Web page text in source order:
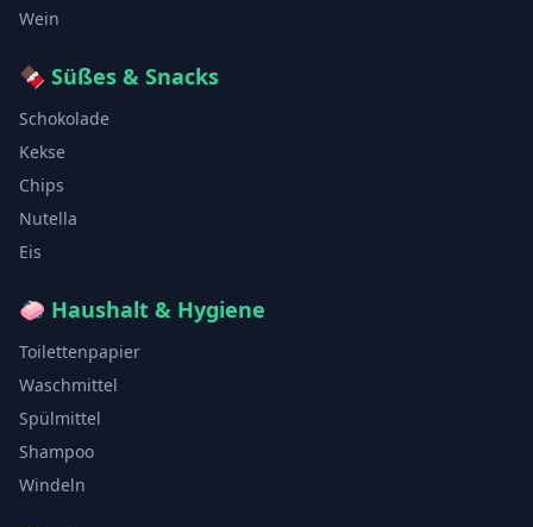
Wein
🍫 Süßes & Snacks
Schokolade
Kekse
Chips
Nutella
Eis
🧼 Haushalt & Hygiene
Toilettenpapier
Waschmittel
Spülmittel
Shampoo
Windeln